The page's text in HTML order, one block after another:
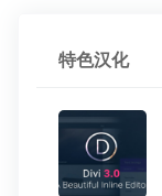
特色汉化